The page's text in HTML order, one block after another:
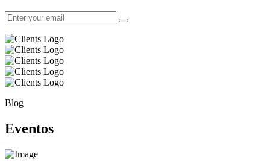
Blog
Eventos